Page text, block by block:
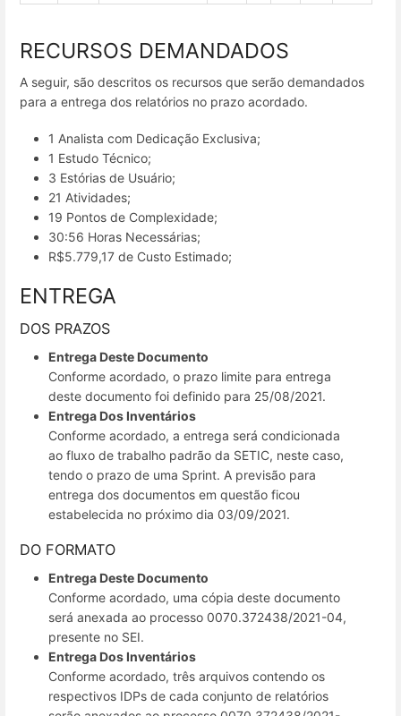
RECURSOS DEMANDADOS
A seguir, são descritos os recursos que serão demandados
para a entrega dos relatórios no prazo acordado.
1 Analista com Dedicação Exclusiva;
1 Estudo Técnico;
3 Estórias de Usuário;
21 Atividades;
19 Pontos de Complexidade;
30:56 Horas Necessárias;
R$5.779,17 de Custo Estimado;
ENTREGA
DOS PRAZOS
Entrega Deste Documento
Conforme acordado, o prazo limite para entrega
deste documento foi definido para 25/08/2021.
Entrega Dos Inventários
Conforme acordado, a entrega será condicionada
ao fluxo de trabalho padrão da SETIC, neste caso,
tendo o prazo de uma Sprint. A previsão para
entrega dos documentos em questão ficou
estabelecida no próximo dia 03/09/2021.
DO FORMATO
Entrega Deste Documento
Conforme acordado, uma cópia deste documento
será anexada ao processo 0070.372438/2021-04,
presente no SEI.
Entrega Dos Inventários
Conforme acordado, três arquivos contendo os
respectivos IDPs de cada conjunto de relatórios